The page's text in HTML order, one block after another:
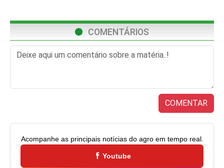
COMENTÁRIOS
COMENTAR
Acompanhe as principais notícias do agro em tempo real.
Youtube